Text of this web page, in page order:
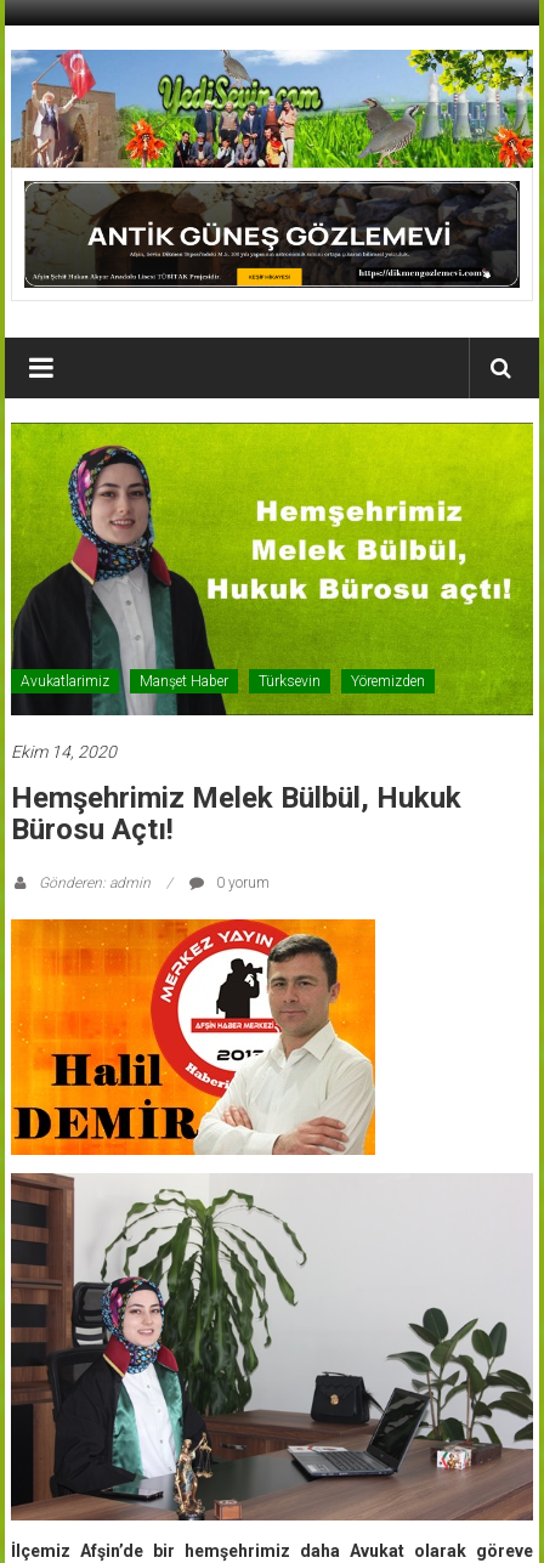
İçeriğe
AFŞİN
YEDİSEVİN
HABER
Köyleri
Haber
Portalı
Avukatlarimiz Manşet Haber Türksevin Yöremizden
Ekim 14, 2020
Hemşehrimiz Melek Bülbül, Hukuk
Bürosu Açtı!
Gönderen: admin 0 yorum
İlçemiz Afşin’de bir hemşehrimiz daha Avukat olarak göreve